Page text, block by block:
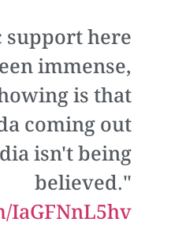
here
immense,
is that
coming out
isn't being
believed."